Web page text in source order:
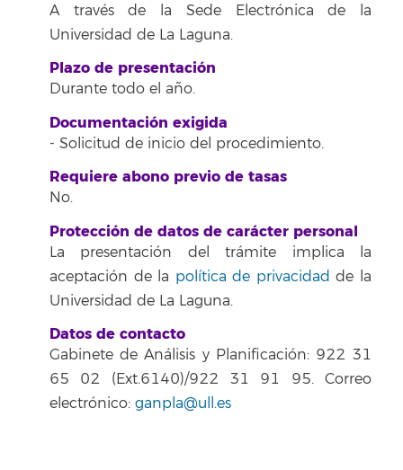
A través de la Sede Electrónica de la
Universidad de La Laguna.
Plazo de presentación
Durante todo el año.
Documentación exigida
- Solicitud de inicio del procedimiento.
Requiere abono previo de tasas
No.
Protección de datos de carácter personal
La presentación del trámite implica la
aceptación de la política de privacidad de la
Universidad de La Laguna.
Datos de contacto
Gabinete de Análisis y Planificación: 922 31
65 02 (Ext.6140)/922 31 91 95. Correo
electrónico: ganpla@ull.es